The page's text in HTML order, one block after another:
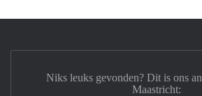
Niks leuks gevonden? Dit is ons
Maastricht: